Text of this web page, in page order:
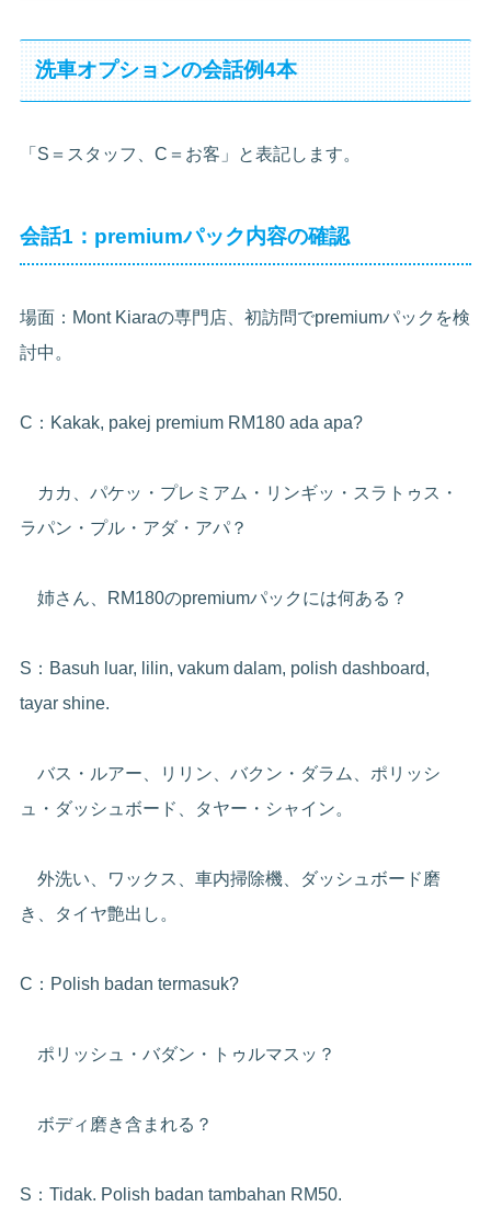
洗車オプションの会話例4本
「S＝スタッフ、C＝お客」と表記します。
会話1：premiumパック内容の確認
場面：Mont Kiaraの専門店、初訪問でpremiumパックを検
討中。
C：Kakak, pakej premium RM180 ada apa?
カカ、パケッ・プレミアム・リンギッ・スラトゥス・
ラパン・プル・アダ・アパ？
姉さん、RM180のpremiumパックには何ある？
S：Basuh luar, lilin, vakum dalam, polish dashboard,
tayar shine.
バス・ルアー、リリン、バクン・ダラム、ポリッシ
ュ・ダッシュボード、タヤー・シャイン。
外洗い、ワックス、車内掃除機、ダッシュボード磨
き、タイヤ艶出し。
C：Polish badan termasuk?
ポリッシュ・バダン・トゥルマスッ？
ボディ磨き含まれる？
S：Tidak. Polish badan tambahan RM50.